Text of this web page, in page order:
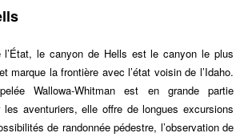
tat,le canyon de Hells est le canyon le plus
marque la frontière avec l’état voisin de l’Idaho.
Wallowa-Whitman est en grande partie
aventuriers, elle offre de longues excursions
de randonnée pédestre, l’observation de